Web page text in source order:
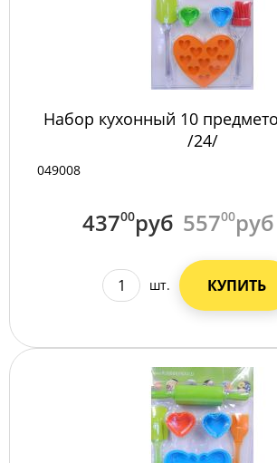
Набор кухонный 10
/24/
049008
43700руб 55700руб
шт. КУПИТЬ